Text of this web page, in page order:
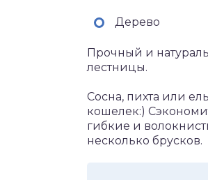
Дерево
Прочный и
лестницы.
Сосна, пихта или
кошелек:)
гибкие и
несколько брусков.